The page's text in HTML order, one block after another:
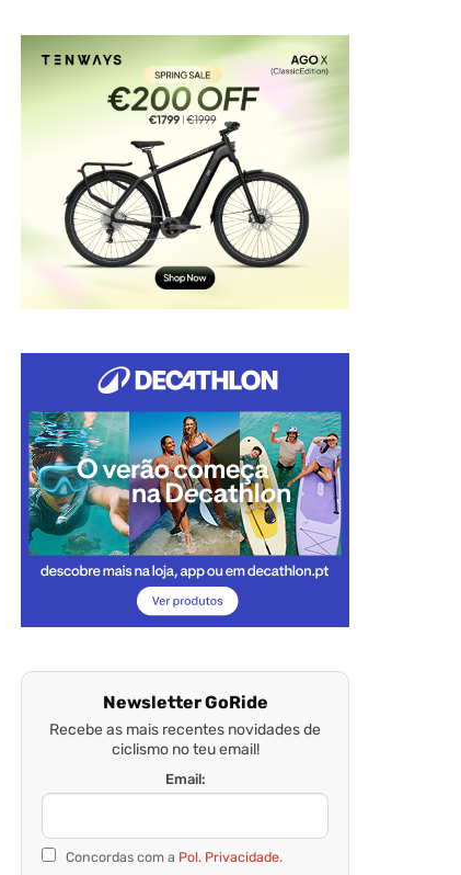
Newsletter GoRide
Recebe as mais recentes novidades de
ciclismo no teu email!
Email:
Concordas com a Pol. Privacidade.